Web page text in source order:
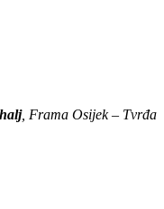
, Frama Osijek – Tvrđa